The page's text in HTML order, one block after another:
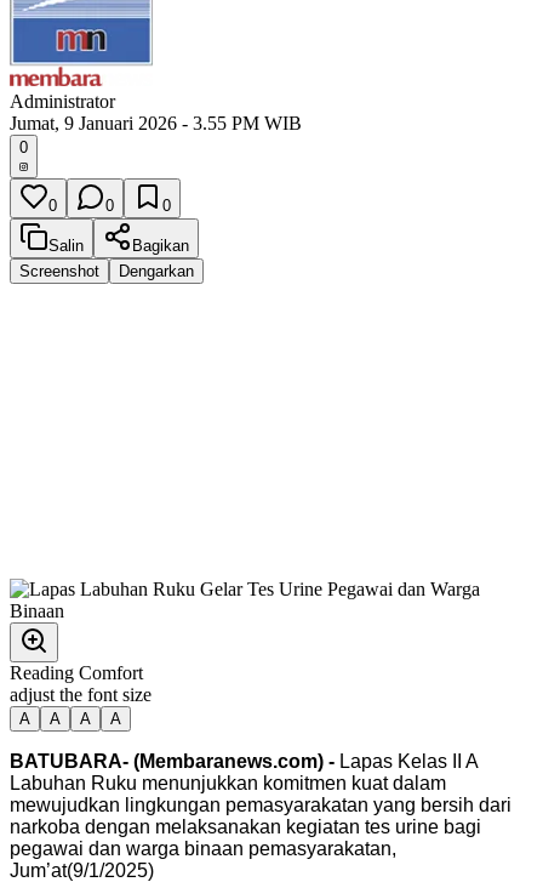
Administrator
Jumat, 9 Januari 2026 - 3.55 PM WIB
0
0 0 0
Salin
Bagikan
Screenshot
Dengarkan
Reading Comfort
adjust the font size
A A A A
BATUBARA- (Membaranews.com) - Lapas Kelas II A
Labuhan Ruku menunjukkan komitmen kuat dalam
mewujudkan lingkungan pemasyarakatan yang bersih dari
narkoba dengan melaksanakan kegiatan tes urine bagi
pegawai dan warga binaan pemasyarakatan,
Jum’at(9/1/2025)